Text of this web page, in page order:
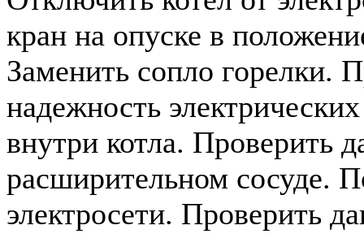
кран на опуске в
Заменить сопло горелки.
надежность
внутри котла. Проверить
расширительном сосуде.
электросети. Проверить